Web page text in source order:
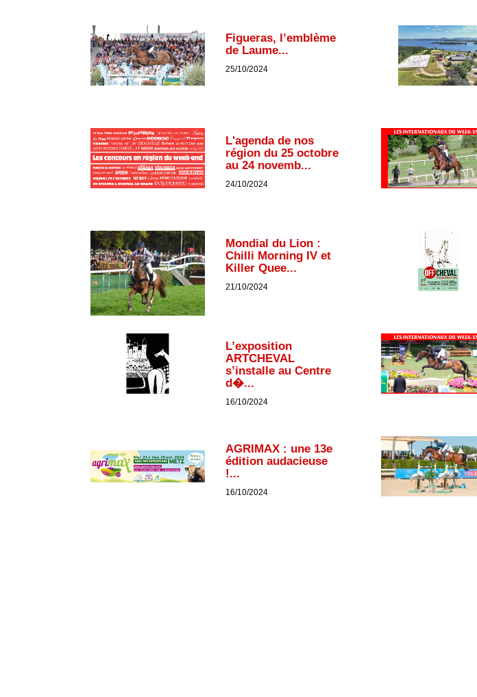
Figueras, l’emblème
de Laume...
25/10/2024
L'agenda de nos
région du 25 octobre
au 24 novemb...
24/10/2024
Mondial du Lion :
Chilli Morning IV et
Killer Quee...
21/10/2024
L’exposition
ARTCHEVAL
s’installe au Centre
d�...
16/10/2024
AGRIMAX : une 13e
édition audacieuse
!...
16/10/2024